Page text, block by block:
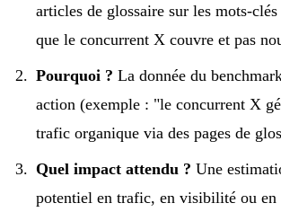
articles de glossaire sur les mots-
que le concurrent X couvre et pas
Pourquoi ? La donnée du
action (exemple : "le concurrent X
trafic organique via des pages de
Quel impact attendu ? Une
potentiel en trafic, en visibilité ou en